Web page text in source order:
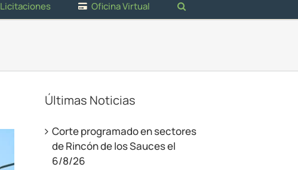
Licitaciones Oficina Virtual
Últimas Noticias
Corte programado en sectores
de Rincón de los Sauces el
6/8/26